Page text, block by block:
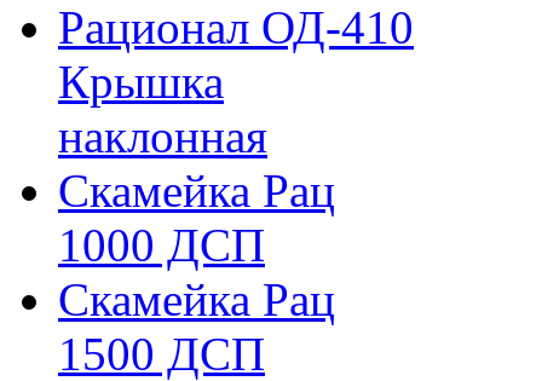
Рационал ОД-410
Крышка
наклонная
Скамейка Рац
1000 ДСП
Скамейка Рац
1500 ДСП